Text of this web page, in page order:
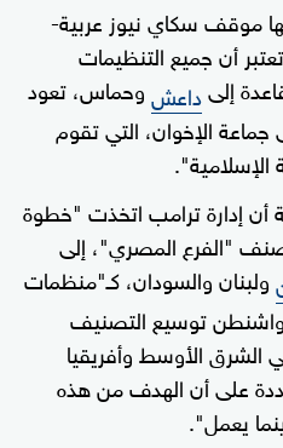
موقف سكاي نيوز عربية-
أن جميع التنظيمات
إلىداعشوحماس، تعود
جماعة الإخوان، التي تقوم
أن إدارة ترامب اتخذت "خطوة
"الفرع المصري"، إلى
ولبنان والسودان، كـ"منظمات
واشنطن توسيع التصنيف
الشرق الأوسط وأفريقيا
على أن الهدف من هذه
يعمل".